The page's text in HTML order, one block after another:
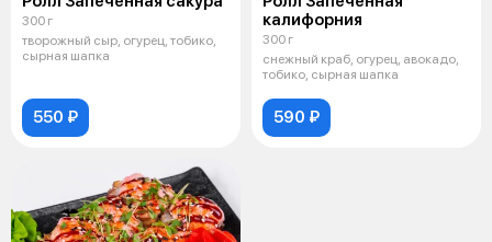
300 г
творожный сыр, огурец, тобико,
сырная шапка
550 ₽
калифорния
300 г
снежный краб, огурец, авокадо,
тобико, сырная шапка
590 ₽